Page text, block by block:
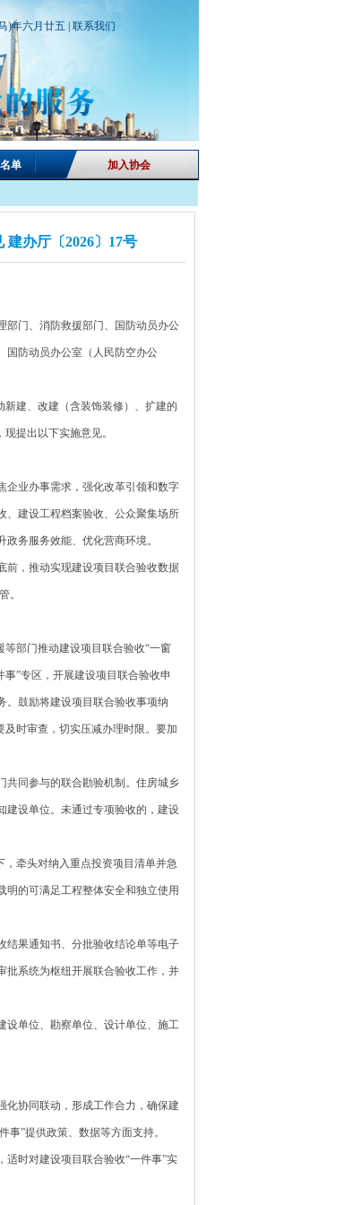
)年六月廿五 | 联系我们
单 加入协会
办厅〔2026〕17号
部门、消防救援部门、国防动员办公
国防动员办公室（人民防空办公
建、改建（含装饰装修）、扩建的
提出以下实施意见。
业办事需求，强化改革引领和数字
、建设工程档案验收、公众聚集场所
务服务效能、优化营商环境。
前，推动实现建设项目联合验收数据
。
部门推动建设项目联合验收“一窗
”专区，开展建设项目联合验收申
。鼓励将建设项目联合验收事项纳
及时审查，切实压减办理时限。要加
同参与的联合勘验机制。住房城乡
建设单位。未通过专项验收的，建设
牵头对纳入重点投资项目清单并急
明的可满足工程整体安全和独立使用
果通知书、分批验收结论单等电子
批系统为枢纽开展联合验收工作，并
单位、勘察单位、设计单位、施工
协同联动，形成工作合力，确保建
”提供政策、数据等方面支持。
时对建设项目联合验收“一件事”实